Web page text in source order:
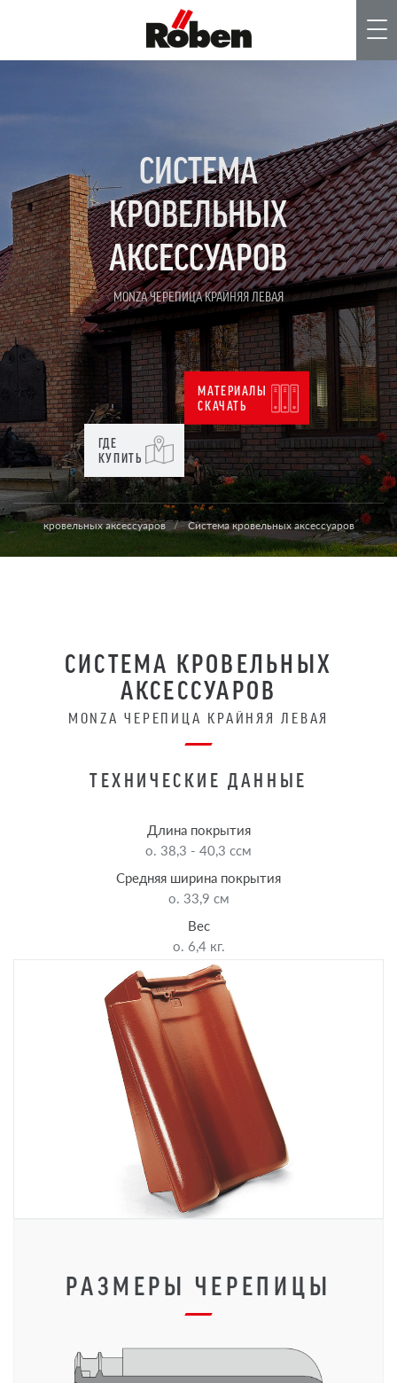
СИСТЕМА
КРОВЕЛЬНЫХ
АКСЕССУАРОВ
MONZA ЧЕРЕПИЦА КРАЙНЯЯ ЛЕВАЯ
ГДЕ
КУПИТЬ
МАТЕРИАЛЫ
СКАЧАТЬ
кровельных аксессуаров Система кровельных аксессуаров
СИСТЕМА КРОВЕЛЬНЫХ
АКСЕССУАРОВ
MONZA ЧЕРЕПИЦА КРАЙНЯЯ ЛЕВАЯ
ТЕХНИЧЕСКИЕ ДАННЫЕ
Длина покрытия
o. 38,3 - 40,3 cсм
Средняя ширина покрытия
o. 33,9 см
Bec
o. 6,4 кг.
РАЗМЕРЫ ЧЕРЕПИЦЫ